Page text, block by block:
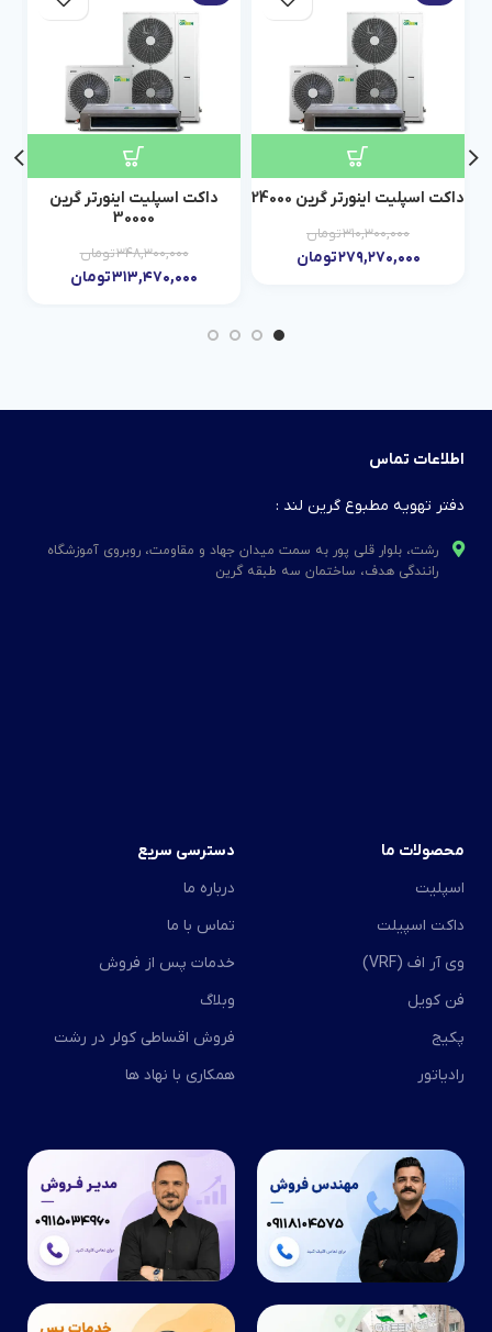
داکت اسپلیت اینورتر گرین 24000
۳۱۰,۳۰۰,۰۰۰تومان
۲۷۹,۲۷۰,۰۰۰تومان
داکت اسپلیت اینورتر گرین
30000
۳۴۸,۳۰۰,۰۰۰تومان
۳۱۳,۴۷۰,۰۰۰تومان
اطلاعات تماس
دفتر تهویه مطبوع گرین لند :
رشت، بلوار قلی پور به سمت میدان جهاد و مقاومت، روبروی آموزشگاه
رانندگی هدف، ساختمان سه طبقه گرین
محصولات ما
اسپلیت
داکت اسپیلت
وی آر اف (VRF)
فن کویل
پکیج
رادیاتور
دسترسی سریع
درباره ما
تماس با ما
خدمات پس از فروش
وبلاگ
فروش اقساطی کولر در رشت
همکاری با نهاد ها